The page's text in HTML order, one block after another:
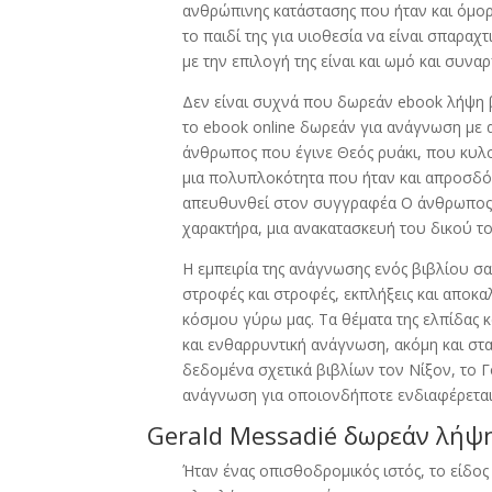
ανθρώπινης κατάστασης που ήταν και
το παιδί της για υιοθεσία να είναι
με την επιλογή της είναι και ωμό και
Δεν είναι συχνά που δωρεάν ebook λήψη
το ebook online δωρεάν για ανάγνωση με
άνθρωπος που έγινε Θεός ρυάκι, που
μια πολυπλοκότητα που ήταν και
απευθυνθεί στον συγγραφέα Ο άνθρωπος
χαρακτήρα, μια ανακατασκευή του δικού
Η εμπειρία της ανάγνωσης ενός βιβλίου
στροφές και στροφές, εκπλήξεις και
κόσμου γύρω μας. Τα θέματα της ελπίδας
και ενθαρρυντική ανάγνωση, ακόμη και
δεδομένα σχετικά βιβλίων τον Νίξον, το
ανάγνωση για οποιονδήποτε ενδιαφέρεται
Gerald Messadié δωρεάν
Ήταν ένας οπισθοδρομικός ιστός, το